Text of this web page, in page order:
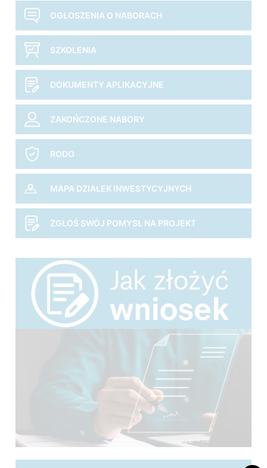
OGŁOSZENIA O NABORACH
SZKOLENIA
DOKUMENTY APLIKACYJNE
ZAKOŃCZONE NABORY
RODO
MAPA DZIAŁEK INWESTYCYJNYCH
ZGŁOŚ SWÓJ POMYSŁ NA PROJEKT